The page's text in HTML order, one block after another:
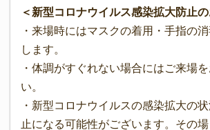
＜新型コロナウイルス感染拡大防止
・来場時にはマスクの着用・手指の
します。
・体調がすぐれない場合にはご来場
い。
・新型コロナウイルスの感染拡大の
止になる可能性がございます。その場